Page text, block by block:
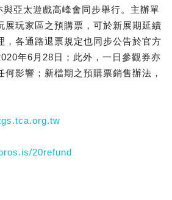
亞太遊戲高峰會同步舉行。主辦單
展玩家區之預購票，可於新展期延續
，各通路退票規定也同步公告於官方
年6月28日；此外，一日參觀券亦
影響；新檔期之預購票銷售辦法，
20refund